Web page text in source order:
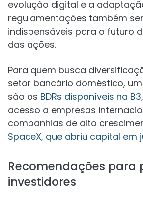
evolução digital e a
regulamentações também
indispensáveis para o futuro
das ações.
Para quem busca
setor bancário doméstico,
são os BDRs disponíveis na B3
acesso a empresas
companhias de alto
SpaceX, que abriu capital em
Recomendações para
investidores